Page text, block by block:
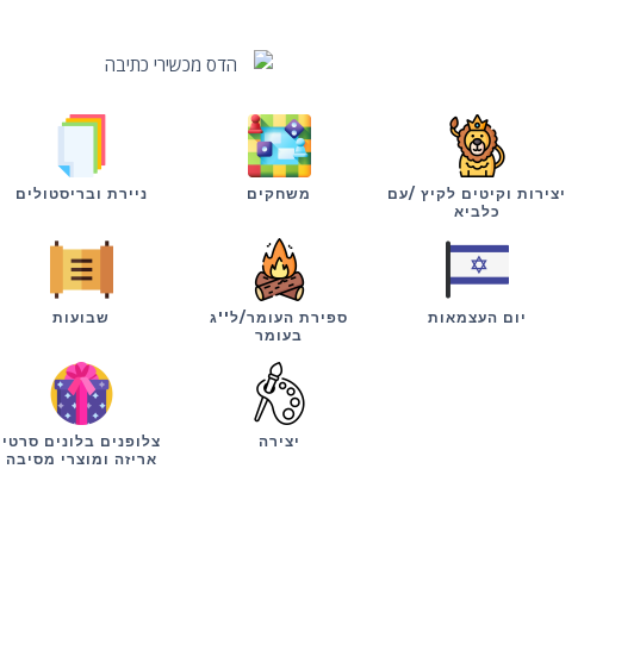
יצירות וקיטים לקיץ /עם
כלביא
משחקים ניירת ובריסטולים
יום העצמאות
ספירת העומר/ל''ג
בעומר
שבועות
יצירה
צלופנים בלונים סרטי
אריזה ומוצרי מסיבה